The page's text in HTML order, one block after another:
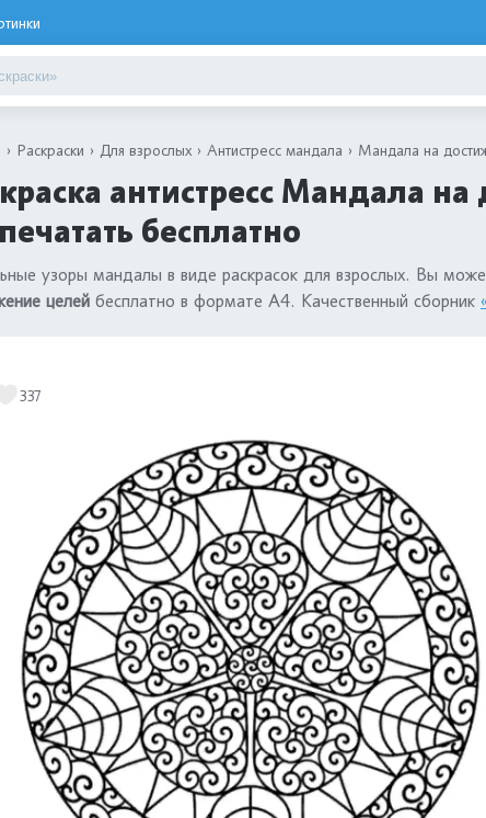
Раскраски Для взрослых Антистресс мандала Мандала на
антистресс Мандала
бесплатно
узоры мандалы в виде раскрасок для взрослых. Вы
целей бесплатно в формате А4. Качественный сборник
337